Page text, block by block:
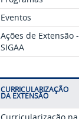
Eventos
Ações de Extensão -
SIGAA
CURRICULARIZAÇÃO
DA EXTENSÃO